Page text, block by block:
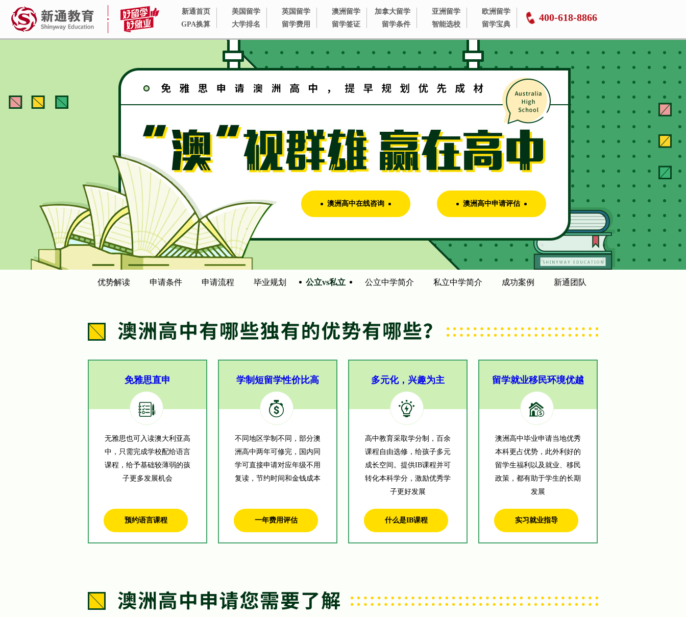
新通首页
GPA换算
美国留学
大学排名
英国留学
留学费用
澳洲留学
留学签证
加拿大留学
留学条件
亚洲留学
智能选校
欧洲留学
留学宝典
400-618-8866
澳洲高中在线咨询 澳洲高中申请评估
优势解读 申请条件 申请流程 毕业规划 公立vs私立 公立中学简介 私立中学简介 成功案例 新通团队
免雅思直申
无雅思也可入读澳大利亚高
中，只需完成学校配给语言
课程，给予基础较薄弱的孩
子更多发展机会
预约语言课程
学制短留学性价比高
不同地区学制不同，部分澳
洲高中两年可修完，国内同
学可直接申请对应年级不用
复读，节约时间和金钱成本
一年费用评估
多元化，兴趣为主
高中教育采取学分制，百余
课程自由选修，给孩子多元
成长空间。提供IB课程并可
转化本科学分，激励优秀学
子更好发展
什么是IB课程
留学就业移民环境优越
澳洲高中毕业申请当地优秀
本科更占优势，此外利好的
留学生福利以及就业、移民
政策，都有助于学生的长期
发展
实习就业指导